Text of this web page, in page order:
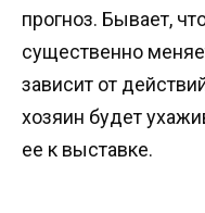
прогноз. Бывает,
существенно
зависит от
хозяин будет
ее к выставке.